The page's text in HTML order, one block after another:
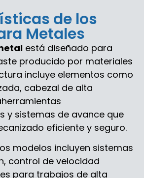
de los
Metales
está diseñado para
producido por materiales
incluye elementos como
cabezal de alta
y sistemas de avance que
eficiente y seguro.
modelos incluyen sistemas
control de velocidad
para trabajos de alta